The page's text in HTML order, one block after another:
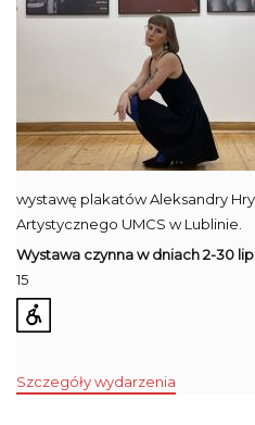
wystawę plakatów Aleksandry
Artystycznego UMCS w Lublinie.
Wystawa czynna w dniach 2-30
15
Szczegóły wydarzenia